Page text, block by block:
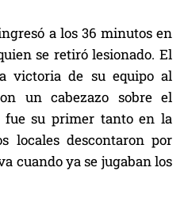
a los 36 minutos en
se retiró lesionado. El
victoria de su equipo al
un cabezazo sobre el
fue su primer tanto en la
locales descontaron por
cuando ya se jugaban los